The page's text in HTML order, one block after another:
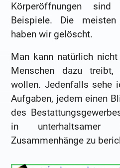
Körperöffnungen
Beispiele. Die
haben wir gelöscht.
Man kann natürlich
Menschen dazu
wollen. Jedenfalls sehe
Aufgaben, jedem einen
des
in
Zusammenhänge zu